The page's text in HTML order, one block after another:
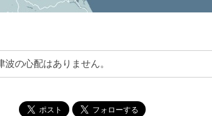
波の心配はありません。